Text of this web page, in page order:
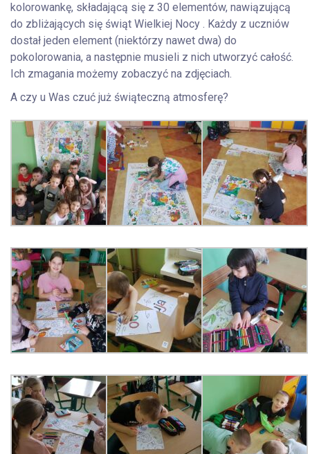
kolorowankę, składającą się z 30 elementów, nawiązującą
do zbliżających się świąt Wielkiej Nocy . Każdy z uczniów
dostał jeden element (niektórzy nawet dwa) do
pokolorowania, a następnie musieli z nich utworzyć całość.
Ich zmagania możemy zobaczyć na zdjęciach.
A czy u Was czuć już świąteczną atmosferę?